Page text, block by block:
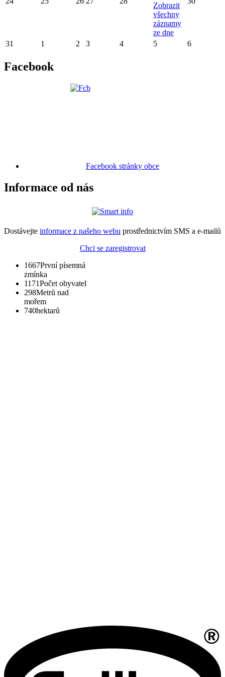
Zobrazit
všechny
záznamy
ze dne
31 1 2 3 4 5 6
Facebook
Facebook stránky obce
Informace od nás
Dostávejte informace z našeho webu prostřednictvím SMS a e-mailů
Chci se zaregistrovat
1667První písemná
zmínka
1171Počet obyvatel
298Metrů nad
mořem
740hektarů